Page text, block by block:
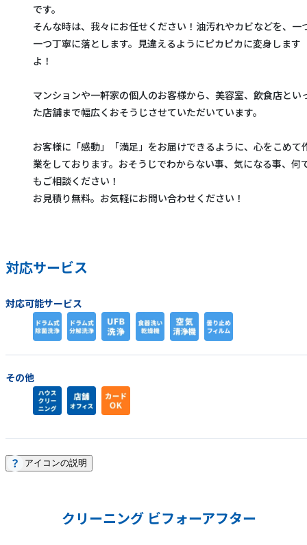
です。
そんな時は、我々にお任せください！油汚れやカビなどを、一
一つ丁寧に落とします。見違えるようにピカピカに変身します
よ！
マンションや一軒家の個人のお客様から、美容室、飲食店とい
た店舗まで幅広くおそうじさせていただいています。
お客様に「感動」「満足」をお届けできるように、心をこめて
業をしております。おそうじでわからない事、気になる事、何
もご相談ください！
お見積り無料。お気軽にお問い合わせください！
対応サービス
対応可能サービス
その他
アイコンの説明
クリーニング ビフォーアフター